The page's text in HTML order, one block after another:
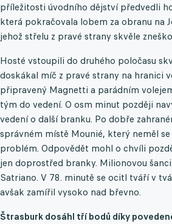
příležitosti úvodního dějství předvedli
která pokračovala lobem za obranu na
jehož střelu z pravé strany skvěle
Hosté vstoupili do druhého poločasu
doskákal míč z pravé strany na hranici
připravený Magnetti a parádním
tým do vedení. O osm minut později
vedení o další branku. Po dobře
správném místě Mounié, který neměl
problém. Odpovědět mohl o chvíli
jen doprostřed branky. Milionovou
Satriano. V 78. minutě se ocitl tváří v
avšak zamířil vysoko nad břevno.
Štrasburk dosáhl tří bodů díky